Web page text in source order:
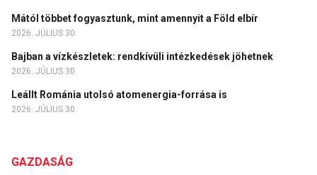
Mától többet fogyasztunk, mint amennyit a Föld elbír
2026. JÚLIUS 30.
Bajban a vízkészletek: rendkívüli intézkedések jöhetnek
2026. JÚLIUS 30.
Leállt Románia utolsó atomenergia-forrása is
2026. JÚLIUS 30.
GAZDASÁG